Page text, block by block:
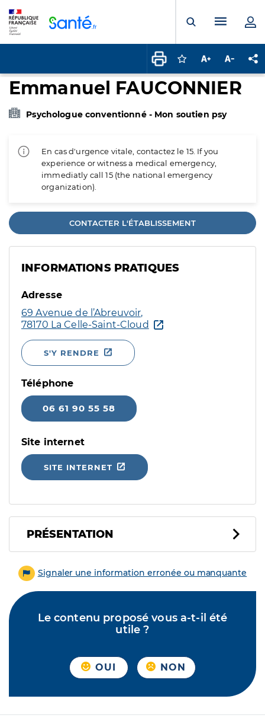
Ouvrir laMenu
Connectez-vous
Augmenter la
Emmanuel FAUCONNIER
Psychologue conventionné - Mon soutien psy
En cas d'urgence vitale, contactez le 15. If you
experience or witness a medical emergency,
immediatly call 15 (the national emergency
organization).
CONTACTER L'ÉTABLISSEMENT
INFORMATIONS PRATIQUES
Adresse
69 Avenue de l’Abreuvoir,
78170 La Celle-Saint-Cloud
S'Y RENDRE
Téléphone
06 61 90 55 58
Site internet
SITE INTERNET
PRÉSENTATION
Signaler une information erronée ou manquante
Le contenu proposé vous a-t-il été
utile ?
OUI NON